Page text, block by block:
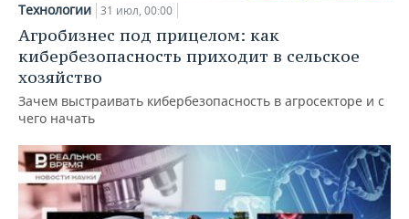
Технологии 31 июл, 00:00
Агробизнес под прицелом: как
кибербезопасность приходит в сельское
хозяйство
Зачем выстраивать кибербезопасность в агросекторе и с
чего начать